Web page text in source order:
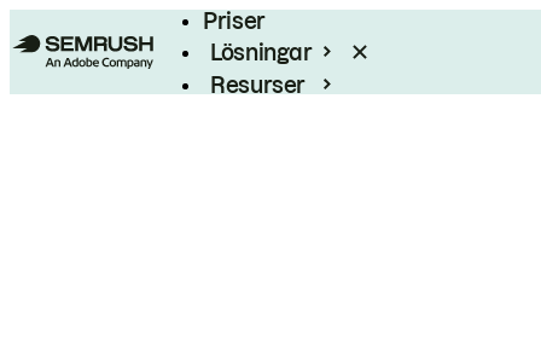
Priser
Lösningar
Resurser